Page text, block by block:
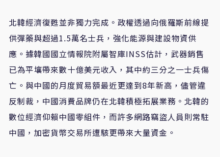
北韓經濟復甦並非獨力完成。政權透過向俄羅斯前線提
供彈藥與超過1.5萬名士兵，強化能源與建設物資供
應。據韓國國立情報院附屬智庫INSS估計，武器銷售
已為平壤帶來數十億美元收入，其中約三分之一士兵傷
亡。與中國的月度貿易額最近更達到8年新高，儘管違
反制裁，中國消費品牌仍在北韓積極拓展業務。北韓的
數位經濟仰賴中國零組件，而許多網路竊盜人員則常駐
中國，加密貨幣交易所遭駭更帶來大量資金。